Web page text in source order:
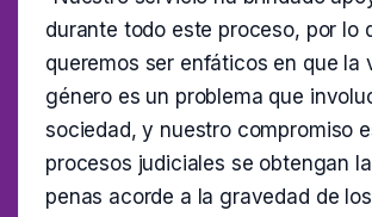
durante todo este proceso, por lo
queremos ser enfáticos en que la
género es un problema que
sociedad, y nuestro compromiso
procesos judiciales se obtengan
penas acorde a la gravedad de los